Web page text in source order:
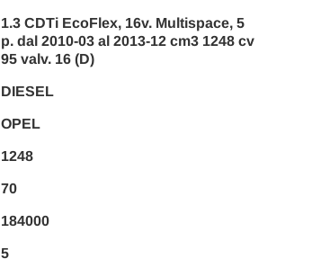
1.3 CDTi EcoFlex, 16v. Multispace, 5
p. dal 2010-03 al 2013-12 cm3 1248 cv
95 valv. 16 (D)
1248
DIESEL
OPEL
70
184000
5